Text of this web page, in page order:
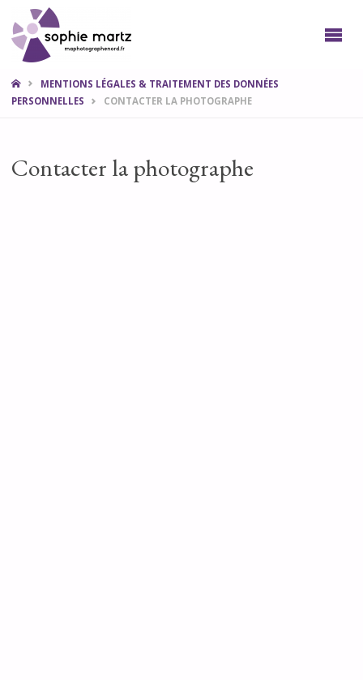
NORD
HOMEMENTIONS LÉGALES & TRAITEMENT DES DONNÉES
PERSONNELLES
CONTACTER LA PHOTOGRAPHE
Contacter la photographe